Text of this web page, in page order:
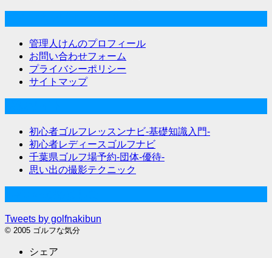
管理人けんのプロフィール
お問い合わせフォーム
プライバシーポリシー
サイトマップ
初心者ゴルフレッスンナビ-基礎知識入門-
初心者レディースゴルフナビ
千葉県ゴルフ場予約-団体-優待-
思い出の撮影テクニック
Tweets by golfnakibun
© 2005 ゴルフな気分
シェア